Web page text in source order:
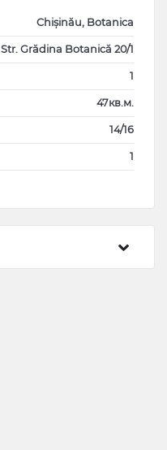
Chișinău, Botanica
Str. Grădina Botanică 20/1
1
47кв.м.
14/16
1